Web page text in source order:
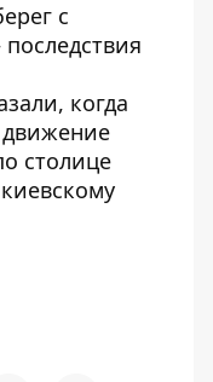
с
когда
движение
столице